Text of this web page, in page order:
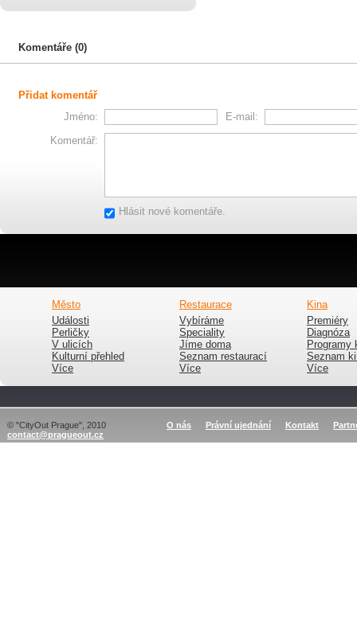
Komentáře (0)
Přidat komentář
Jméno:
E-mail:
Komentář:
Hlásit nové komentáře.
Město
Události
Perličky
V ulicích
Kulturní přehled
Více
Restaurace
Vybíráme
Speciality
Jíme doma
Seznam restaurací
Více
Kina
Premiéry
Diagnóza
Programy
Seznam
Více
© "CityOut Prague", 2010
contact@pragueout.cz
O nás Právní ujednání Kontakt